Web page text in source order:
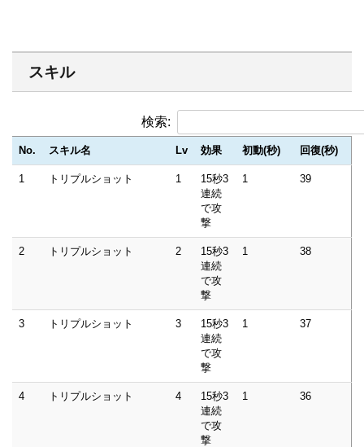
スキル
検索:
No. スキル名 Lv 効果 初動(秒) 回復(秒)
1 トリプルショット 1
15秒3
連続
で攻
撃
1 39
2 トリプルショット 2
15秒3
連続
で攻
撃
1 38
3 トリプルショット 3
15秒3
連続
で攻
撃
1 37
4 トリプルショット 4
15秒3
連続
で攻
撃
1 36